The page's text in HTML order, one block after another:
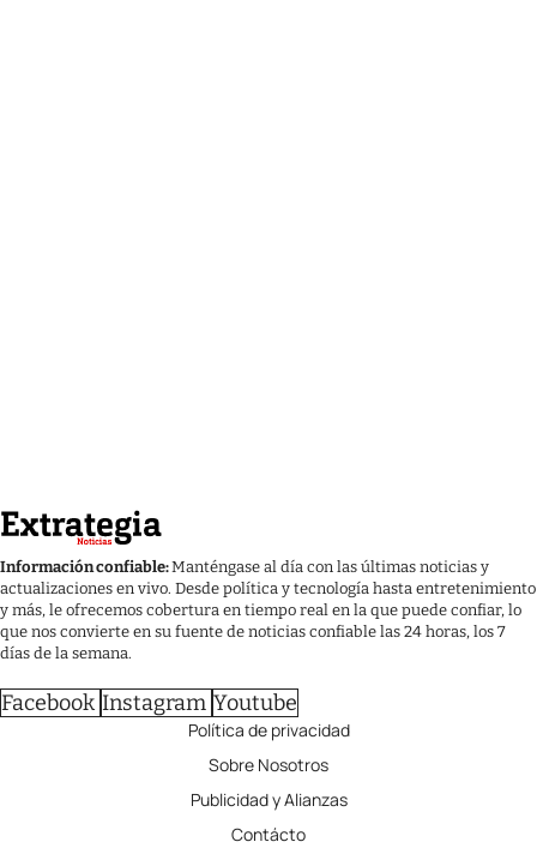
Información confiable:Manténgase al día con las últimas noticias y
actualizaciones en vivo. Desde política y tecnología hasta entretenimiento
y más, le ofrecemos cobertura en tiempo real en la que puede confiar, lo
que nos convierte en su fuente de noticias confiable las 24 horas, los 7
días de la semana.
Facebook Instagram Youtube
Política de privacidad
Sobre Nosotros
Publicidad y Alianzas
Contácto